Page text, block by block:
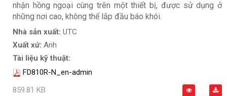
nhận hồng ngoại cùng trên một thiết bị, được sử dụng ở
những nơi cao, không thể lắp đầu báo khói.
Nhà sản xuất: UTC
Xuất xứ: Anh
Tài liệu kỹ thuật:
FD810R-N_en-admin
859.81 KB